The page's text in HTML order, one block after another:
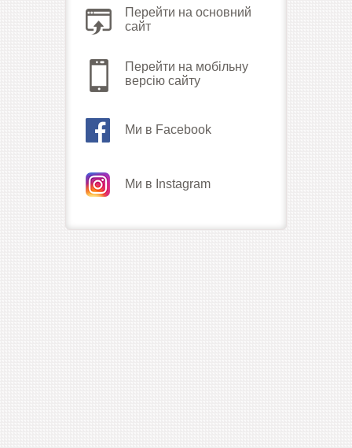
Перейти на основний
сайт
Перейти на мобільну
версію сайту
Ми в Facebook
Ми в Instagram